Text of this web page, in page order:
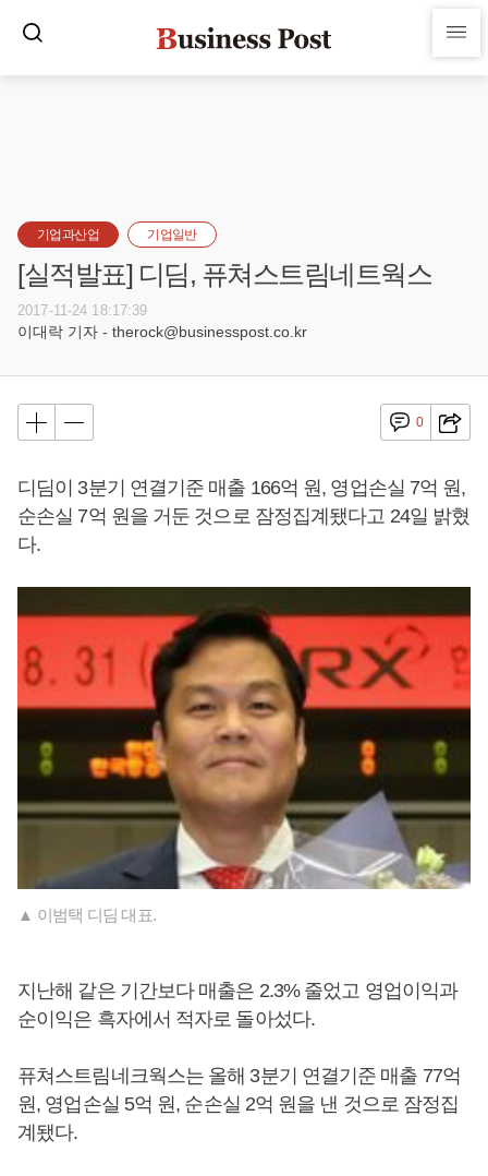
기업과산업 기업일반
[실적발표] 디딤, 퓨쳐스트림네트웍스
2017-11-24 18:17:39
이대락 기자 - therock@businesspost.co.kr
0
디딤이 3분기 연결기준 매출 166억 원, 영업손실 7억 원,
순손실 7억 원을 거둔 것으로 잠정집계됐다고 24일 밝혔
다.
▲ 이범택 디딤 대표.
지난해 같은 기간보다 매출은 2.3% 줄었고 영업이익과
순이익은 흑자에서 적자로 돌아섰다.
퓨쳐스트림네크웍스는 올해 3분기 연결기준 매출 77억
원, 영업손실 5억 원, 순손실 2억 원을 낸 것으로 잠정집
계됐다.